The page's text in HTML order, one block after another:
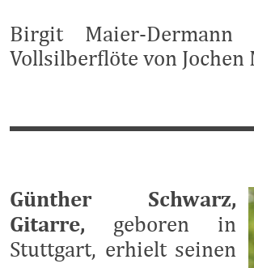
Birgit Maier-
Vollsilberflöte von Jochen
Günther Schwarz,
Gitarre, geboren in
Stuttgart, erhielt seinen